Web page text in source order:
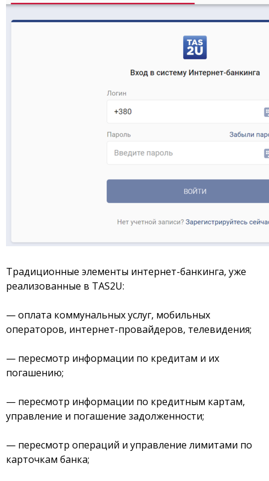
Отделения и банкоматы
Счета для бизнеса
Традиционные элементы интернет-банкинга, уже
реализованные в TAS2U:
— оплата коммунальных услуг, мобильных
операторов, интернет-провайдеров, телевидения;
— пересмотр информации по кредитам и их
погашению;
— пересмотр информации по кредитным картам,
управление и погашение задолженности;
— пересмотр операций и управление лимитами по
карточкам банка;